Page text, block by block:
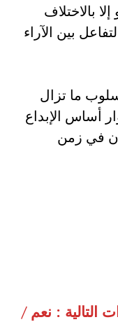
بالاختلاف
بين الآراء
ما تزال
أساس الإبداع
في زمن
التالية : نعم /